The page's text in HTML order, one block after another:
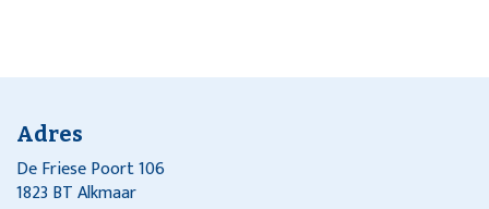
Adres
De Friese Poort 106
1823 BT Alkmaar